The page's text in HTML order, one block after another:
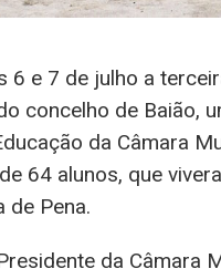
6 e 7 de julho a
concelho de Baião,
da Câmara
64 alunos, que
de Pena.
da Câmara